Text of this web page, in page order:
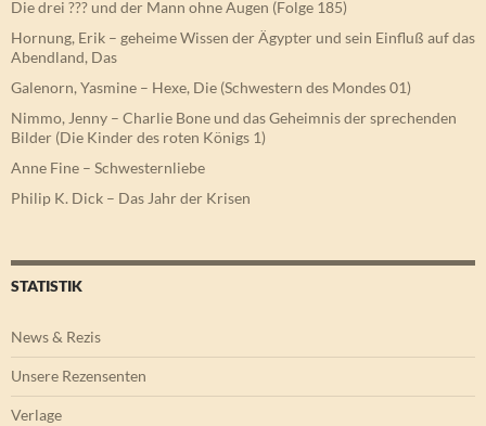
Die drei ??? und der Mann ohne Augen (Folge 185)
Hornung, Erik – geheime Wissen der Ägypter und sein Einfluß auf das
Abendland, Das
Galenorn, Yasmine – Hexe, Die (Schwestern des Mondes 01)
Nimmo, Jenny – Charlie Bone und das Geheimnis der sprechenden
Bilder (Die Kinder des roten Königs 1)
Anne Fine – Schwesternliebe
Philip K. Dick – Das Jahr der Krisen
STATISTIK
News & Rezis
Unsere Rezensenten
Verlage